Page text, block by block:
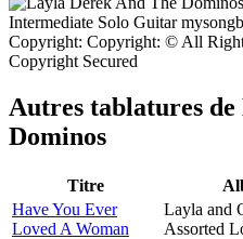
Copyright: Copyright: © All
Copyright Secured
Autres tablatures de
Dominos
Titre
Have You Ever
Loved A Woman
Layla and
Assorted